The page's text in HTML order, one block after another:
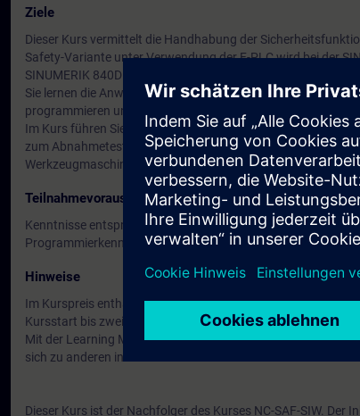
Ziele
Dieser Kurs vermittelt die Handhabung der
Safety-Variante unter Verwendung der F-PLC wird bei der
SINUMERIK 840D sl eingesetzt werden. Die PLC wird dabei
Sie lernen die Anwendung der unterschiedlichen
programmieren und testen.
Im Kurs führen Sie alle Schritte durch, von der Aktivierung,
zum Abnahmetest mit Protokoll. So können Sie die Vorteile
Werkzeugmaschine nutzen.
Teilnahmevoraussetzung
Kenntnisse entsprechend einem der Kurse NC-ONE-COM
Programmierkenntnisse mit TIA Portal entsprechend der
Hinweise
Im Kurspreis enthalten: Ein kostenfreier Zugang zur
Kursstart bis zwei Wochen nach Kursende.
Mit der Learning Membership können Sie sowohl die Inhalte
sich zu anderen interessanten Themen weiterbilden.
Dieser Kurs ist der Nachfolger des Kurses NC-SAF-SIW. Der